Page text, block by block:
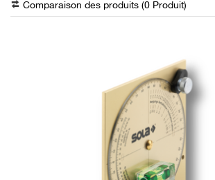
Comparaison des produits (0 Produit)